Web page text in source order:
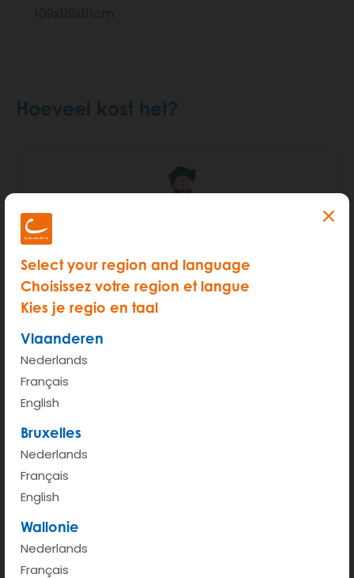
Select your region and language
Choisissez votre region et langue
Kies je regio en taal
Vlaanderen
Nederlands
Français
English
Bruxelles
Nederlands
Français
English
Wallonie
Nederlands
Français
Hoeveel kost het?
START
Uurprijs (van 6u - 00u)
Kilometerprijs < 100km